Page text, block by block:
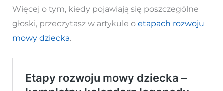
Więcej o tym, kiedy pojawiają się poszczególne
głoski, przeczytasz w artykule o etapach rozwoju
mowy dziecka.